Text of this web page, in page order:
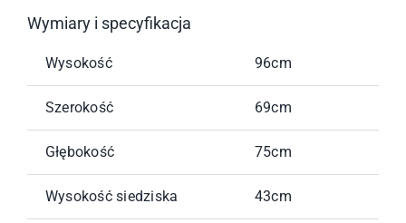
Wymiary i specyfikacja
Wysokość 96cm
Szerokość 69cm
Głębokość 75cm
Wysokość siedziska 43cm